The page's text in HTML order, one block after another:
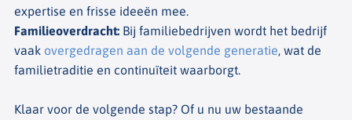
expertise en frisse ideeën mee.
Familieoverdracht: Bij familiebedrijven wordt het bedrijf
vaak overgedragen aan de volgende generatie, wat de
familietraditie en continuïteit waarborgt.
Klaar voor de volgende stap? Of u nu uw bestaande